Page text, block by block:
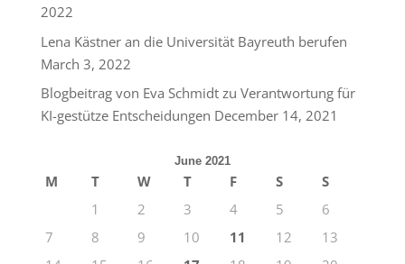
2022
Lena Kästner an die Universität Bayreuth berufen
March 3, 2022
Blogbeitrag von Eva Schmidt zu Verantwortung für
KI-gestütze Entscheidungen December 14, 2021
June 2021
M T W T F S
S
1
2 3 4 5
6
7
8 9 10 11 12
13